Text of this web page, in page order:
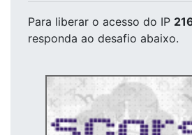
Para liberar o acesso do IP
responda ao desafio abaixo.